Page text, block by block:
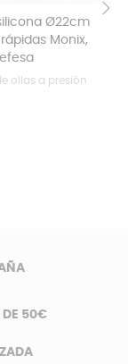
Ø22cm
Monix,
ollas a presión
DE 50€